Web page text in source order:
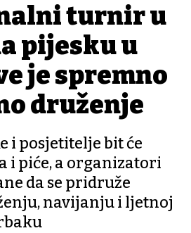
turnir u
pijesku u
je spremno
druženje
i posjetitelje bit će
i piće, a organizatori
da se pridruže
navijanju i ljetnoj